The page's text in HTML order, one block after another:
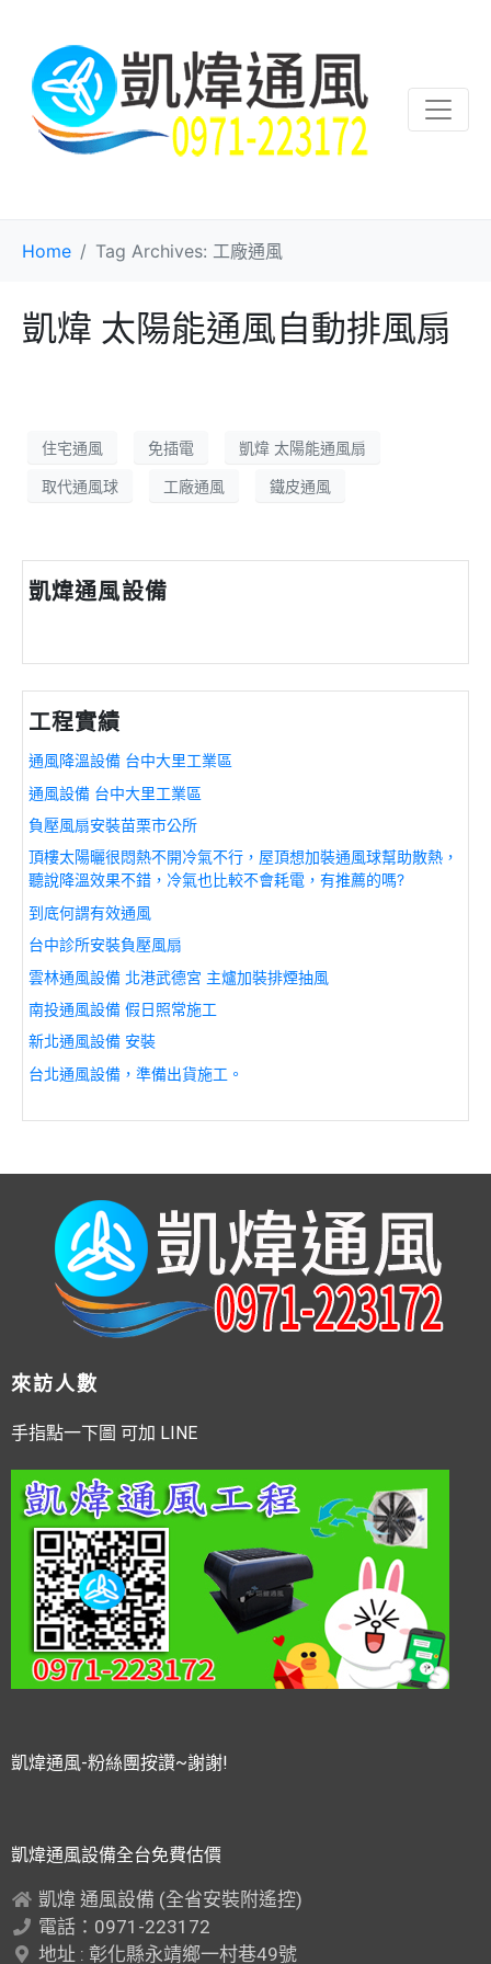
Home Tag Archives: 工廠通風
凱煒 太陽能通風自動排風扇
住宅通風 免插電 凱煒 太陽能通風扇
取代通風球 工廠通風 鐵皮通風
凱煒通風設備
工程實績
通風降溫設備 台中大里工業區
通風設備 台中大里工業區
負壓風扇安裝苗栗市公所
頂樓太陽曬很悶熱不開冷氣不行，屋頂想加裝通風球幫助散熱，
聽說降溫效果不錯，冷氣也比較不會耗電，有推薦的嗎?
到底何謂有效通風
台中診所安裝負壓風扇
雲林通風設備 北港武德宮 主爐加裝排煙抽風
南投通風設備 假日照常施工
新北通風設備 安裝
台北通風設備，準備出貨施工。
來訪人數
手指點一下圖 可加 LINE
凱煒通風-粉絲團按讚~謝謝!
凱煒通風設備全台免費估價
凱煒 通風設備 (全省安裝附遙控)
電話：0971-223172
地址 : 彰化縣永靖鄉一村巷49號